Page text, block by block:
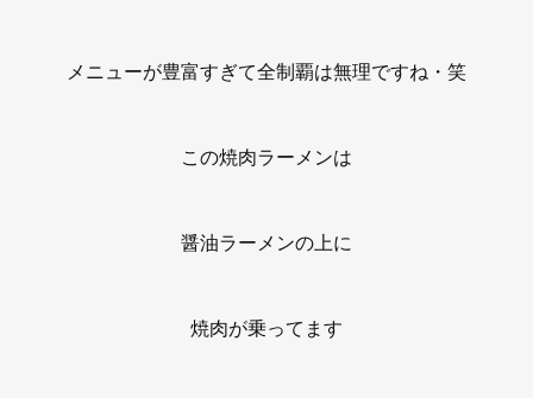
メニューが豊富すぎて全制覇は無理ですね・笑
この焼肉ラーメンは
醤油ラーメンの上に
焼肉が乗ってます